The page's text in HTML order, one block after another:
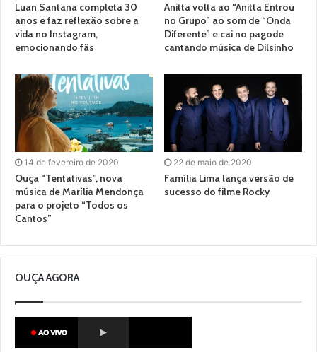
Luan Santana completa 30
anos e faz reflexão sobre a
vida no Instagram,
emocionando fãs
Anitta volta ao “Anitta Entrou
no Grupo” ao som de “Onda
Diferente” e cai no pagode
cantando música de Dilsinho
14 de fevereiro de 2020
Ouça “Tentativas”, nova
música de Marília Mendonça
para o projeto “Todos os
Cantos”
22 de maio de 2020
Família Lima lança versão de
sucesso do filme Rocky
OUÇA AGORA